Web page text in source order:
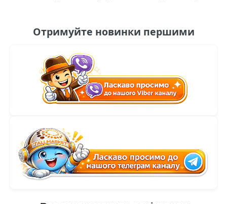
Отримуйте новинки першими